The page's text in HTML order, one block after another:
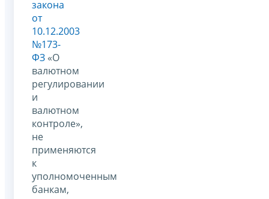
закона
от
10.12.2003
№173-
ФЗ «О
валютном
регулировании
и
валютном
контроле»,
не
применяются
к
уполномоченным
банкам,